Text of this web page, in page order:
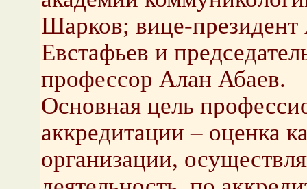
Шарков; вице-
Евстафьев и
профессор Алан Абаев.
Основная цель
аккредитации – оценка
организации,